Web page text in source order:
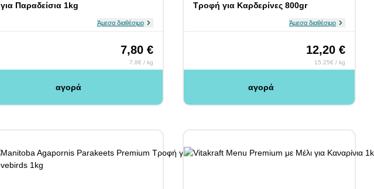
για Παραδείσια 1kg
Άμεσα διαθέσιμο
7,80 €
7.8€ / kg
αγορά
Τροφή για Καρδερίνες 800gr
Άμεσα διαθέσιμο
12,20 €
15.25€ / kg
αγορά